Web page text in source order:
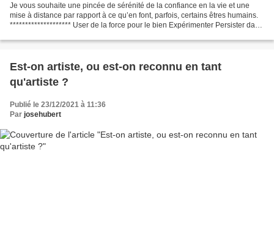
Je vous souhaite une pincée de sérénité de la confiance en la vie et une
mise à distance par rapport à ce qu’en font, parfois, certains êtres humains.
******************** User de la force pour le bien Expérimenter Persister dans
Est-on artiste, ou est-on reconnu en tant
qu'artiste ?
Publié le 23/12/2021 à 11:36
Par josehubert